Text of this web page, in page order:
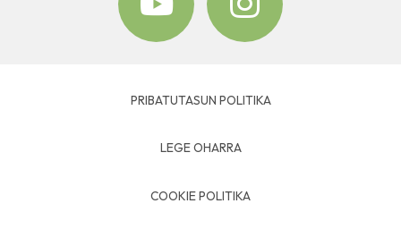
PRIBATUTASUN POLITIKA
LEGE OHARRA
COOKIE POLITIKA